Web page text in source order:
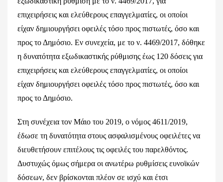
επιχειρήσεις και ελεύθερους επαγγελματίες, οι οποίοι
είχαν δημιουργήσει οφειλές τόσο προς πιστωτές, όσο και
προς το Δημόσιο. Εν συνεχεία, με το ν. 4469/2017, δόθηκε
η δυνατότητα εξωδικαστικής ρύθμισης έως 120 δόσεις για
επιχειρήσεις και ελεύθερους επαγγελματίες, οι οποίοι
είχαν δημιουργήσει οφειλές τόσο προς πιστωτές, όσο και
προς το Δημόσιο.
Στη συνέχεια τον Μάιο του 2019, ο νόμος 4611/2019,
έδωσε τη δυνατότητα στους ασφαλισμένους οφειλέτες να
διευθετήσουν επιτέλους τις οφειλές του παρελθόντος.
Δυστυχώς όμως σήμερα οι ανωτέρω ρυθμίσεις ευνοϊκών
δόσεων, δεν βρίσκονται πλέον σε ισχύ και έτσι